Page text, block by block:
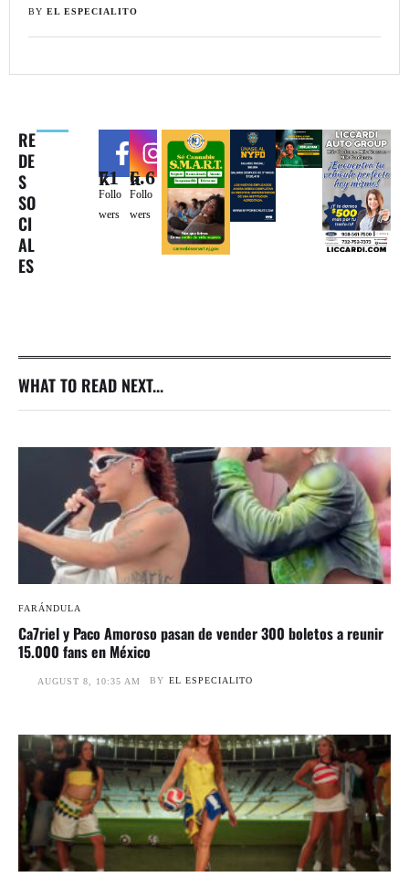
BY EL ESPECIALITO
RE
DE
S
SO
CI
AL
ES
71k
Follo
wers
6.6k
Follo
wers
WHAT TO READ NEXT...
FARÁNDULA
Ca7riel y Paco Amoroso pasan de vender 300 boletos a reunir
15.000 fans en México
AUGUST 8, 10:35 AM BY EL ESPECIALITO